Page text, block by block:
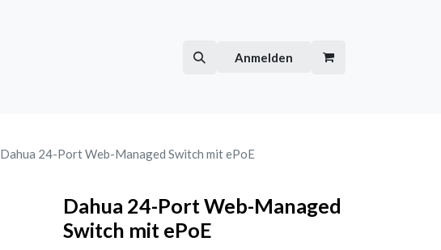
Anmelden
Dahua 24-Port Web-Managed Switch mit ePoE
Dahua 24-Port Web-Managed
Switch mit ePoE